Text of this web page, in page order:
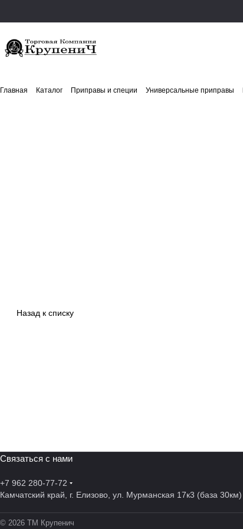
Главная Каталог Приправы и специи Универсальные приправы
Назад к списку
Связаться с нами
+7 962 280-77-72
Камчатский край, г. Елизово, ул. Мурманская 17к3 (база 30км)
© 2026 ТМ Крупенич